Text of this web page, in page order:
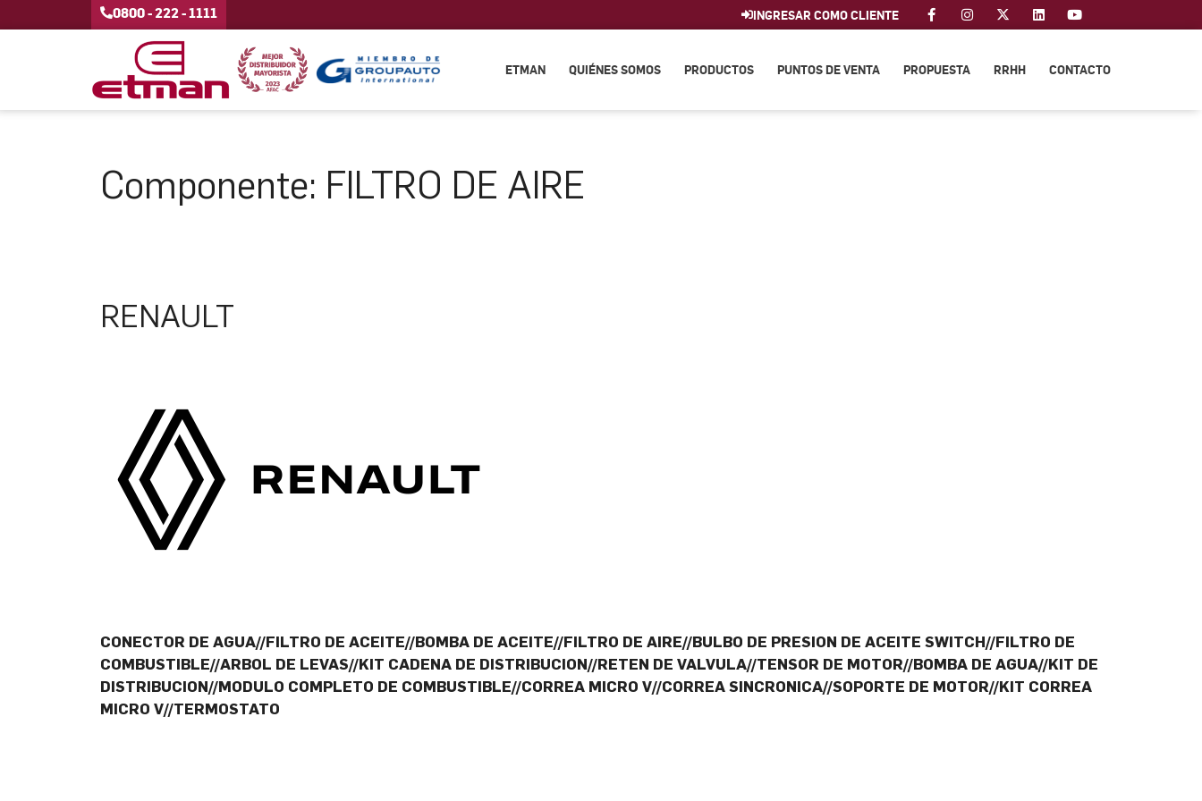
0800 - 222 - 1111 INGRESAR COMO CLIENTE
ETMAN QUIÉNES SOMOS PRODUCTOS PUNTOS DE VENTA PROPUESTA RRHH CONTACTO
Componente: FILTRO DE AIRE
RENAULT
CONECTOR DE AGUA//FILTRO DE ACEITE//BOMBA DE ACEITE//FILTRO DE AIRE//BULBO DE PRESION DE ACEITE SWITCH//FILTRO DE
COMBUSTIBLE//ARBOL DE LEVAS//KIT CADENA DE DISTRIBUCION//RETEN DE VALVULA//TENSOR DE MOTOR//BOMBA DE AGUA//KIT DE
DISTRIBUCION//MODULO COMPLETO DE COMBUSTIBLE//CORREA MICRO V//CORREA SINCRONICA//SOPORTE DE MOTOR//KIT CORREA
MICRO V//TERMOSTATO